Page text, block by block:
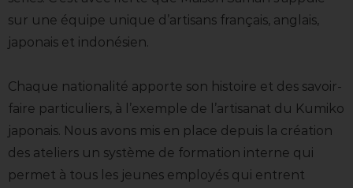
sur une équipe unique d’artisans français, anglais,
japonais et indonésien.
Chaque nationalité apporte son histoire et des savoir-
faire particuliers, à l’exemple de l’artisanat du Kumiko
japonais. Nous avons mis en place depuis la création
des ateliers un système de formation interne qui
permet à tous les jeunes employés qui entrent